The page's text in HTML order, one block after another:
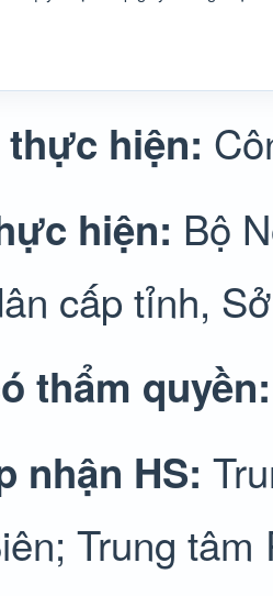
hiện:
hiện: Bộ
cấp tỉnh,
thẩm
nhận HS:
Trung tâm